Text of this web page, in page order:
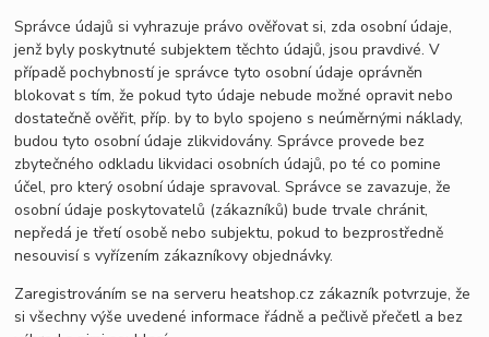
Správce údajů si vyhrazuje právo ověřovat si, zda osobní údaje,
jenž byly poskytnuté subjektem těchto údajů, jsou pravdivé. V
případě pochybností je správce tyto osobní údaje oprávněn
blokovat s tím, že pokud tyto údaje nebude možné opravit nebo
dostatečně ověřit, příp. by to bylo spojeno s neúměrnými náklady,
budou tyto osobní údaje zlikvidovány. Správce provede bez
zbytečného odkladu likvidaci osobních údajů, po té co pomine
účel, pro který osobní údaje spravoval. Správce se zavazuje, že
osobní údaje poskytovatelů (zákazníků) bude trvale chránit,
nepředá je třetí osobě nebo subjektu, pokud to bezprostředně
nesouvisí s vyřízením zákazníkovy objednávky.
Zaregistrováním se na serveru heatshop.cz zákazník potvrzuje, že
si všechny výše uvedené informace řádně a pečlivě přečetl a bez